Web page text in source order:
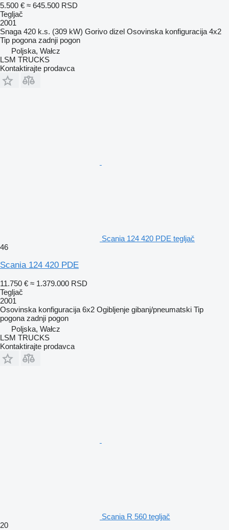
5.500 € ≈ 645.500 RSD
Tegljač
2001
Snaga 420 k.s. (309 kW) Gorivo dizel Osovinska konfiguracija 4x2
Tip pogona zadnji pogon
Poljska, Wałcz
LSM TRUCKS
Kontaktirajte prodavca
Scania 124 420 PDE tegljač
46
Scania 124 420 PDE
11.750 € ≈ 1.379.000 RSD
Tegljač
2001
Osovinska konfiguracija 6x2 Ogibljenje gibanj/pneumatski Tip
pogona zadnji pogon
Poljska, Wałcz
LSM TRUCKS
Kontaktirajte prodavca
Scania R 560 tegljač
20